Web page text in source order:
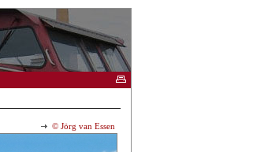
© Jörg van Essen